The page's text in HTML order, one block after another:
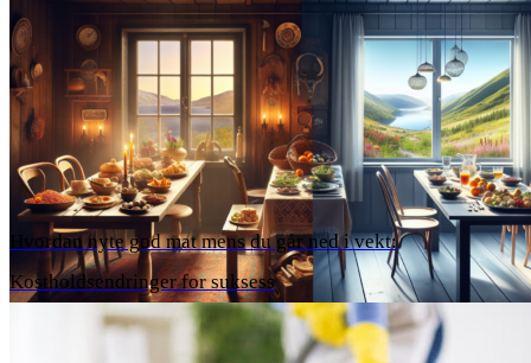
Hvordan nyte god mat mens du går ned i vekt:
Kostholdsendringer for suksess